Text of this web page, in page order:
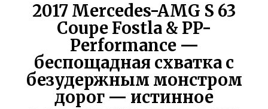
2017 Mercedes-AMG S 63
Coupe Fostla & PP-
Performance —
беспощадная схватка с
безудержным монстром
дорог — истинное